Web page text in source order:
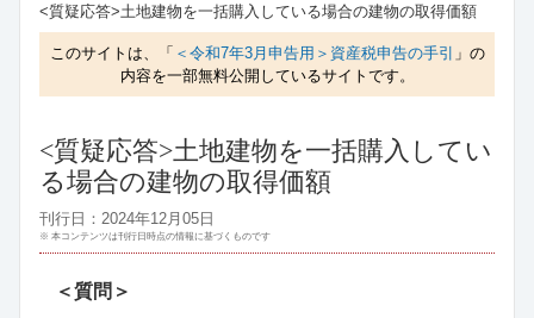
<質疑応答>土地建物を一括購入している場合の建物の取得価額
このサイトは、「 ＜令和7年3月申告用＞資産税申告の手引
」の
内容を一部無料公開しているサイトです。
<質疑応答>土地建物を一括購入してい
る場合の建物の取得価額
刊行日：2024年12月05日
※ 本コンテンツは刊行日時点の情報に基づくものです
＜質問＞